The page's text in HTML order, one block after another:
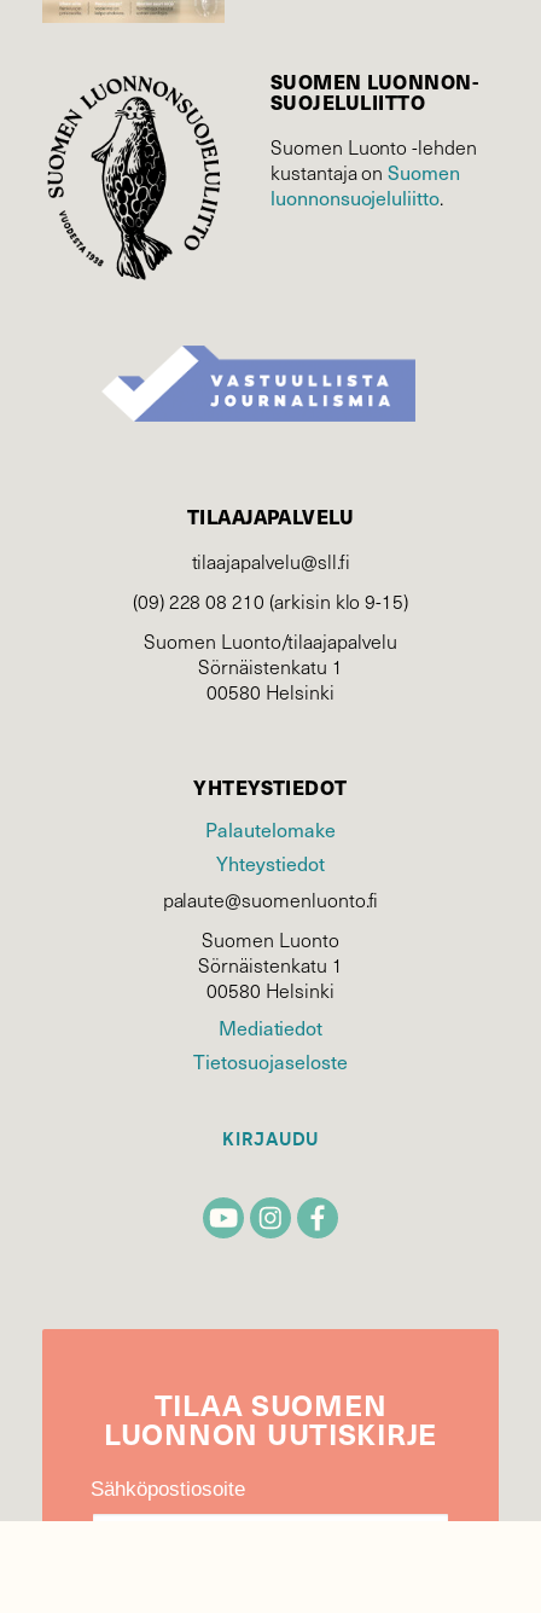
SUOMEN LUONNON­
SUOJELU­LIITTO
Suomen Luonto -lehden
kustantaja onSuomen
luonnonsuojelu­liitto.
TILAAJAPALVELU
tilaajapalvelu@sll.fi
(09) 228 08 210 (arkisin klo 9-15)
Suomen Luonto/tilaajapalvelu
Sörnäistenkatu 1
00580 Helsinki
YHTEYSTIEDOT
Palautelomake
Yhteystiedot
palaute@suomenluonto.fi
Suomen Luonto
Sörnäistenkatu 1
00580 Helsinki
Mediatiedot
Tietosuojaseloste
KIRJAUDU
TILAA SUOMEN
LUONNON UUTIS­KIRJE
Sähköpostiosoite